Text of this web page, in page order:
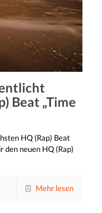
Beat „Time
HQ (Rap) Beat
den neuen HQ (Rap)
Mehr lesen